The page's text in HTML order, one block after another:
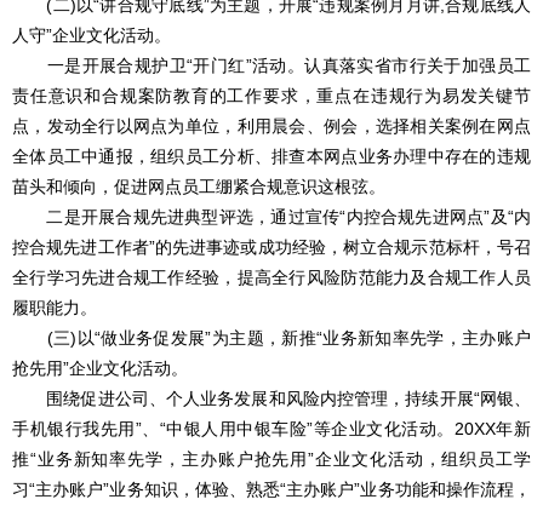
(二)以“讲合规守底线”为主题，开展“违规案例月月讲,合规底线人
人守”企业文化活动。
一是开展合规护卫“开门红”活动。认真落实省市行关于加强员工
责任意识和合规案防教育的工作要求，重点在违规行为易发关键节
点，发动全行以网点为单位，利用晨会、例会，选择相关案例在网点
全体员工中通报，组织员工分析、排查本网点业务办理中存在的违规
苗头和倾向，促进网点员工绷紧合规意识这根弦。
二是开展合规先进典型评选，通过宣传“内控合规先进网点”及“内
控合规先进工作者”的先进事迹或成功经验，树立合规示范标杆，号召
全行学习先进合规工作经验，提高全行风险防范能力及合规工作人员
履职能力。
(三)以“做业务促发展”为主题，新推“业务新知率先学，主办账户
抢先用”企业文化活动。
围绕促进公司、个人业务发展和风险内控管理，持续开展“网银、
手机银行我先用”、“中银人用中银车险”等企业文化活动。20XX年新
推“业务新知率先学，主办账户抢先用”企业文化活动，组织员工学
习“主办账户”业务知识，体验、熟悉“主办账户”业务功能和操作流程，